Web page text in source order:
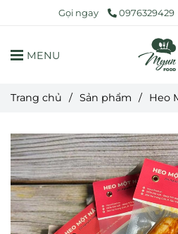
Gọi ngay 0976329429
MENU
Trang chủ / Sản phẩm / Heo